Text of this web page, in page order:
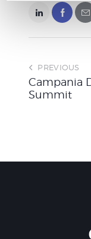
PREVIOUS
Campania
Summit